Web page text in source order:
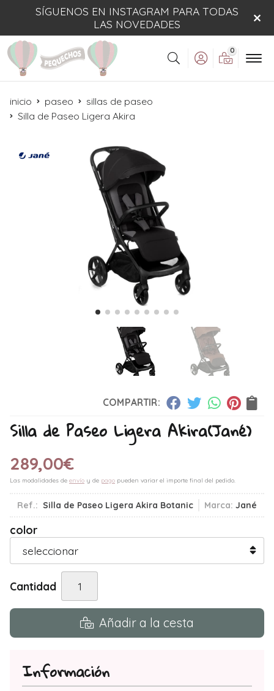
SÍGUENOS EN INSTAGRAM PARA TODAS
LAS NOVEDADES
Buscar
0
inicio paseo
sillas de paseo
Silla de Paseo Ligera Akira
COMPARTIR:
Silla de Paseo Ligera Akira(Jané)
289,00€
Las modalidades de envío y de pago pueden variar el importe final del pedido.
Ref.: Silla de Paseo Ligera Akira Botanic Marca: Jané
color
Cantidad
Añadir a la cesta
Información